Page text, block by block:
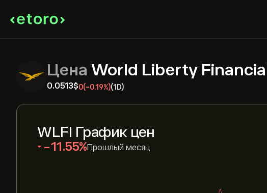
Цена World Liberty
0.0513‎$‎0(-0.19%)(1D)
WLFI График цен
‎-11.55‎ Прошлый месяц